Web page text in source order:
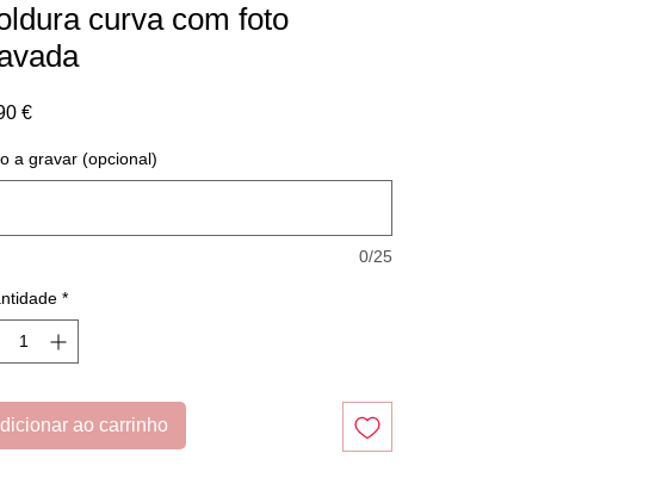
curva com foto
€Preço
a gravar (opcional)
0/25
*
ao carrinho